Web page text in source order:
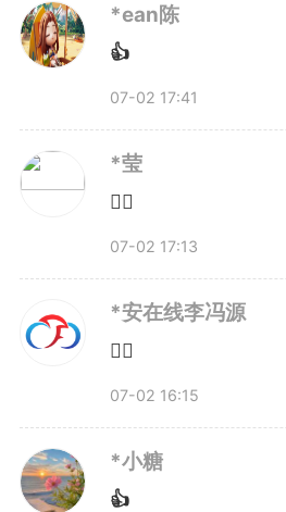
荣获“两优一先”
动而振奋。“我深知
下，能够被看见、
誉不仅属于我个人，
*ean陈
👍
07-02 17:41
*莹
👍🏻
07-02 17:13
*安在线李冯源
👍🏻
07-02 16:15
*小糖
👍